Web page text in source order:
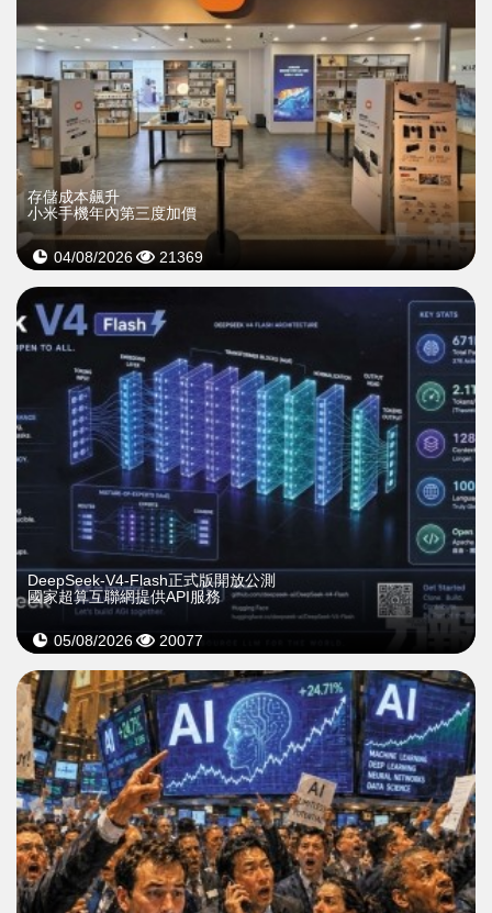
存儲成本飆升
小米手機年內第三度加價
04/08/2026 21369
DeepSeek-V4-Flash正式版開放公測
國家超算互聯網提供API服務
05/08/2026 20077